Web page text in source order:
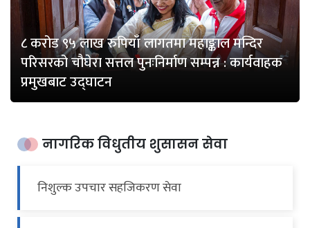
८ करोड ९५ लाख रुपियाँ लागतमा महाङ्काल मन्दिर
परिसरको चौघेरा सत्तल पुनःनिर्माण सम्पन्न : कार्यवाहक
प्रमुखबाट उद्घाटन
नागरिक विधुतीय शुसासन सेवा
निशुल्क उपचार सहजिकरण सेवा